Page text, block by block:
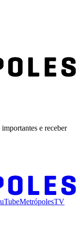
e receber
MetrópolesTV